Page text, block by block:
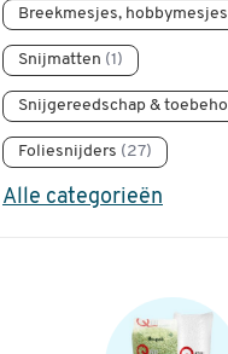
Breekmesjes, hobbymesjes
Snijmatten (1)
Snijgereedschap &
Foliesnijders (27)
Alle categorieën